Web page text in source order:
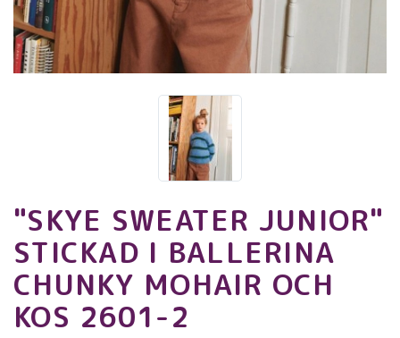
"SKYE SWEATER JUNIOR"
STICKAD I BALLERINA
CHUNKY MOHAIR OCH
KOS 2601-2